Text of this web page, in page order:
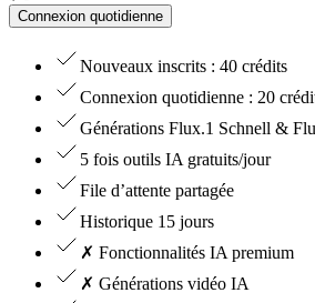
Connexion quotidienne
Nouveaux inscrits : 40 crédits
Connexion quotidienne : 20
Générations Flux.1 Schnell &
5 fois outils IA gratuits/jour
File d’attente partagée
Historique 15 jours
✗ Fonctionnalités IA premium
✗ Générations vidéo IA